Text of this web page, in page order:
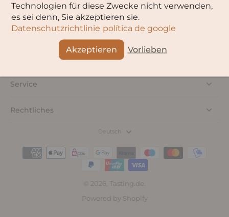
Service
Rechtliches
Deutsch
© 2026, Tasting.de.
Powered by Shopify
Technologien für diese Zwecke nicht verwenden,
es sei denn, Sie akzeptieren sie.
Datenschutzrichtlinie política de google
Akzeptieren Vorlieben